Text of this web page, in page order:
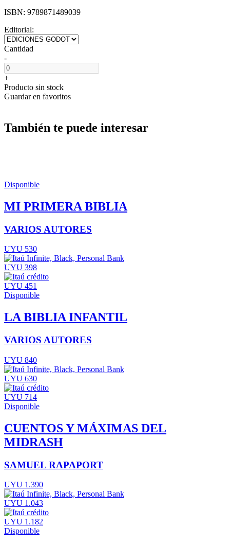
ISBN: 9789871489039
Editorial:
Cantidad
-
+
Producto sin stock
Guardar en favoritos
También te puede interesar
Disponible
MI PRIMERA BIBLIA
VARIOS AUTORES
UYU 530
UYU 398
UYU 451
Disponible
LA BIBLIA INFANTIL
VARIOS AUTORES
UYU 840
UYU 630
UYU 714
Disponible
CUENTOS Y MÁXIMAS DEL
MIDRASH
SAMUEL RAPAPORT
UYU 1.390
UYU 1.043
UYU 1.182
Disponible